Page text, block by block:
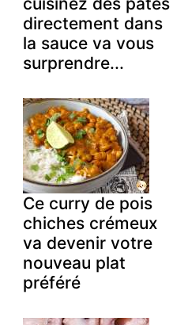
directement dans
la sauce va vous
surprendre...
Ce curry de pois
chiches crémeux
va devenir votre
nouveau plat
préféré